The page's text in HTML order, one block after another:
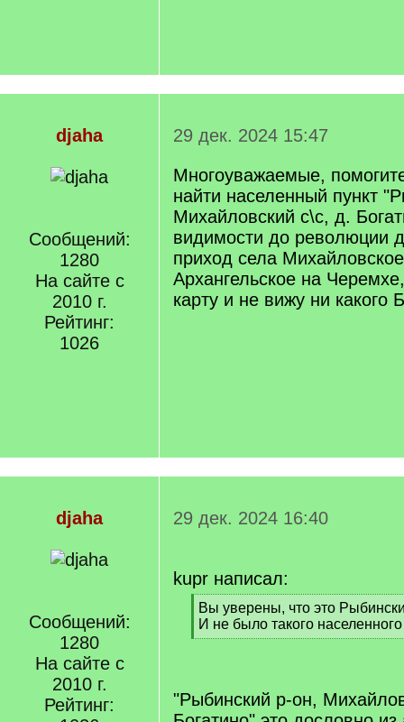
djaha
Сообщений:
1280
На сайте с
2010 г.
Рейтинг:
1026
29 дек. 2024 15:47
Многоуважаемые,
найти населенный пункт
Михайловский с\с, д.
видимости до революции
приход села
Архангельское на
карту и не вижу ни какого
djaha
Сообщений:
1280
На сайте с
2010 г.
Рейтинг:
29 дек. 2024 16:40
kupr написал:
[
q
]
Вы уверены, что это
И не было такого
[
"Рыбинский р-он,